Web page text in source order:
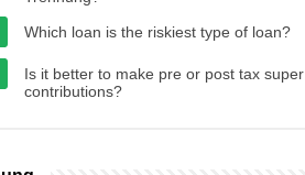
Which loan is the riskiest type of loan?
Is it better to make pre or post tax super
contributions?